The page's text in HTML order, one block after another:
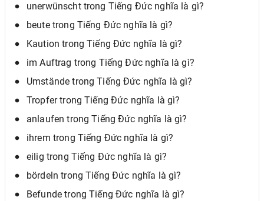
unerwünscht trong Tiếng Đức nghĩa là gì?
beute trong Tiếng Đức nghĩa là gì?
Kaution trong Tiếng Đức nghĩa là gì?
im Auftrag trong Tiếng Đức nghĩa là gì?
Umstände trong Tiếng Đức nghĩa là gì?
Tropfer trong Tiếng Đức nghĩa là gì?
anlaufen trong Tiếng Đức nghĩa là gì?
ihrem trong Tiếng Đức nghĩa là gì?
eilig trong Tiếng Đức nghĩa là gì?
bördeln trong Tiếng Đức nghĩa là gì?
Befunde trong Tiếng Đức nghĩa là gì?